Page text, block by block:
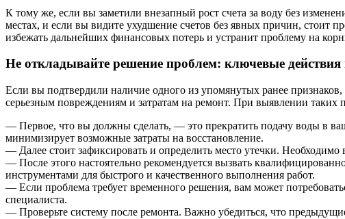
К тому же, если вы заметили внезапный рост счета за воду без
местах, и если вы видите ухудшение счетов без явных причин, стоит
избежать дальнейших финансовых потерь и устранит проблему на
Не откладывайте решение проблем: ключевые действия
Если вы подтвердили наличие одного из упомянутых ранее
серьезным повреждениям и затратам на ремонт. При выявлении таких
— Первое, что вы должны сделать, — это прекратить подачу воды в
минимизирует возможные затраты на восстановление.
— Далее стоит зафиксировать и определить место утечки.
— После этого настоятельно рекомендуется вызвать
инструментами для быстрого и качественного выполнения работ.
— Если проблема требует временного решения, вам может
специалиста.
— Проверьте систему после ремонта. Важно убедиться, что